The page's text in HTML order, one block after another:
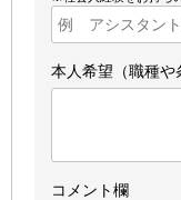
本人希望（職種や
コメント欄